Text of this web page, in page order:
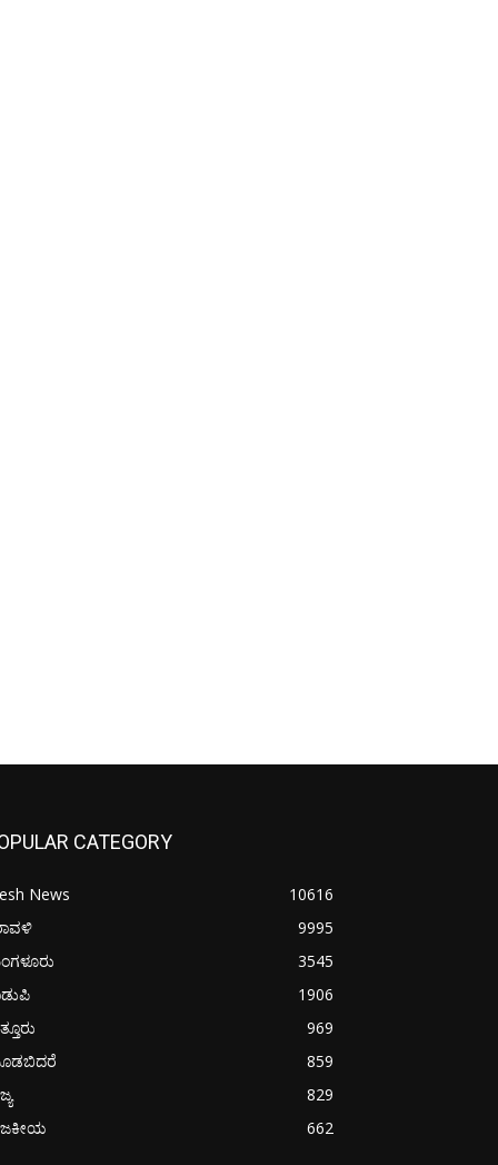
CATEGORY
News
10616
9995
3545
1906
969
859
829
662